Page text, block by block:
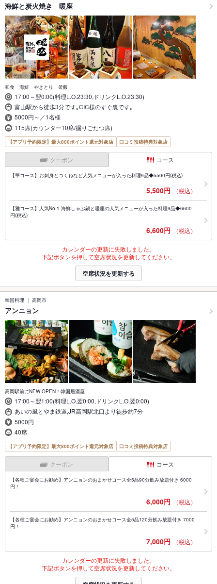
海鮮と炭火焼き 暖座
和食 海鮮 やきとり 釜飯
17:00～翌0:00(料理L.O.23:30,ドリンクL.O.23:30)
富山駅から徒歩3分です｡CIC様のすぐ裏です｡
5000円～／1名様
115席(カウンター10席/掘りごたつ席)
【アプリ予約限定】最大800ポイント還元対象店 口コミ投稿特典対象店
クーポン コース
【華コース】お刺身とつくねなど人気メニューが入った料理9品◆5500円(税込)
5,500円 （税込）
【雅コース】人気No.1 海鮮しゃぶ鍋と暖座の人気メニューが入った料理9品◆6600
円(税込)
6,600円 （税込）
カレンダーの更新に失敗しました。
下記ボタンを押して空席状況を更新してください。
空席状況を更新する
韓国料理 高岡市
アンニョン
高岡駅前にNEW OPEN！韓国居酒屋
17:00～翌1:00(料理L.O.翌0:00,ドリンクL.O.翌0:00)
あいの風とやま鉄道,JR高岡駅北口より徒歩約7分
5000円
40席
【アプリ予約限定】最大800ポイント還元対象店 口コミ投稿特典対象店
クーポン コース
【各種ご宴会にお勧め】アンニョンのおまかせコース全5品90分飲み放題付き 6000
円！
6,000円 （税込）
【各種ご宴会にお勧め】アンニョンのおまかせコース全5品120分飲み放題付き 7000
円！
7,000円 （税込）
カレンダーの更新に失敗しました。
下記ボタンを押して空席状況を更新してください。